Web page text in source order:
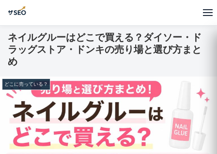
ネイルグルーはどこで買える？ダイソー・ド
ラッグストア・ドンキの売り場と選び方まと
め
どこに売っている？